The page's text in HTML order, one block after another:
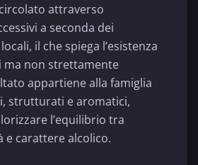
attraverso
a seconda dei
il che spiega l’esistenza
ma non strettamente
appartiene alla famiglia
strutturati e aromatici,
l’equilibrio tra
e carattere alcolico.